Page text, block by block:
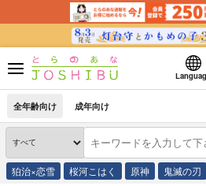
全年齢向け 成年向け
狛治×恋雪 桜河こはく 原神 鬼滅の刃